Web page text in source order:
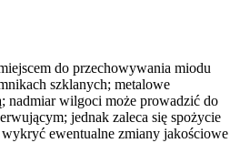
do przechowywania miodu
szklanych; metalowe
nadmiar wilgoci może prowadzić do
jednak zaleca się spożycie
ewentualne zmiany jakościowe